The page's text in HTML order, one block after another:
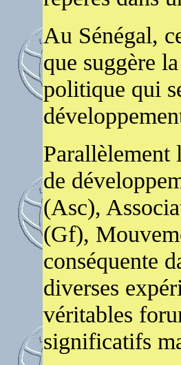
Au Sénégal,
que suggère
politique qui
Parallèlement
de
(Asc),
(Gf),
conséquente
diverses
véritables
significatifs